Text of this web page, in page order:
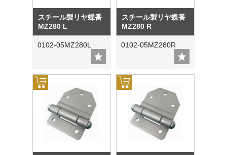
スチール製リヤ蝶番
MZ280 L
0102-05MZ280L
スチール製リヤ蝶番
MZ280 R
0102-05MZ280R